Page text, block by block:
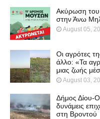
Ακύρωση
στην Άνω
August 05,
Οι αγρότες
άλλο: «Τα
μιας ζωής
August 03,
Δήμος Δίου-
δυνάμεις
στη Βροντού